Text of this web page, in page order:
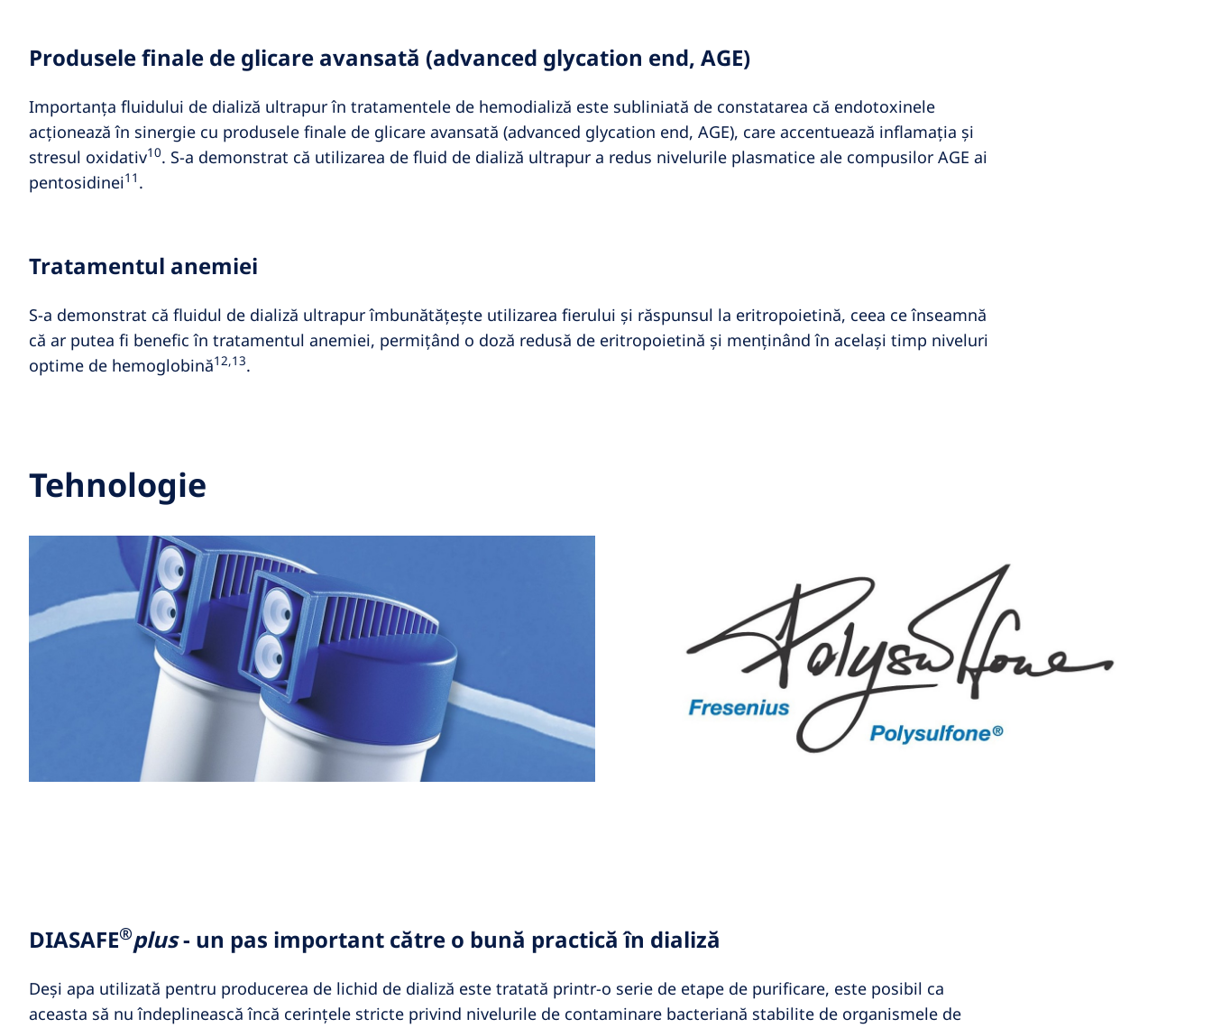
Produsele finale de glicare avansată (advanced glycation end, AGE)
Importanța fluidului de dializă ultrapur în tratamentele de hemodializă este subliniată de constatarea că endotoxinele
acționează în sinergie cu produsele finale de glicare avansată (advanced glycation end, AGE), care accentuează inflamația și
stresul oxidativ10. S-a demonstrat că utilizarea de fluid de dializă ultrapur a redus nivelurile plasmatice ale compusilor AGE ai
pentosidinei11 .
Tratamentul anemiei
S-a demonstrat că fluidul de dializă ultrapur îmbunătățește utilizarea fierului și răspunsul la eritropoietină, ceea ce înseamnă
că ar putea fi benefic în tratamentul anemiei, permițând o doză redusă de eritropoietină și menținând în același timp niveluri
optime de hemoglobină12,13.
Tehnologie
DIASAFE®plus- un pas important către o bună practică în dializă
Deși apa utilizată pentru producerea de lichid de dializă este tratată printr-o serie de etape de purificare, este posibil ca
aceasta să nu îndeplinească încă cerințele stricte privind nivelurile de contaminare bacteriană stabilite de organismele de